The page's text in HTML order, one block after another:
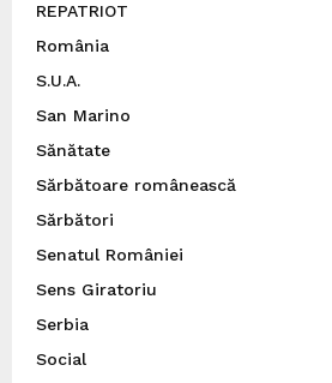
REPATRIOT
România
S.U.A.
San Marino
Sănătate
Sărbătoare românească
Sărbători
Senatul României
Sens Giratoriu
Serbia
Social